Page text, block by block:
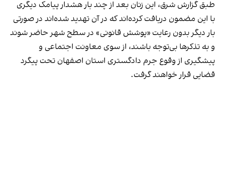
طبق گزارش شرق، این زنان بعد از چند بار هشدار پیامک دیگری
با این مضمون دریافت کرده‌اند که در آن تهدید شده‌اند در صورتی
بار دیگر بدون رعایت «پوشش قانونی» در سطح شهر حاضر شوند
و به تذکرها بی‌توجه باشند، از سوی معاونت اجتماعی و
پیشگیری از وقوع جرم دادگستری استان اصفهان تحت پیگرد
قضایی قرار خواهند گرفت.